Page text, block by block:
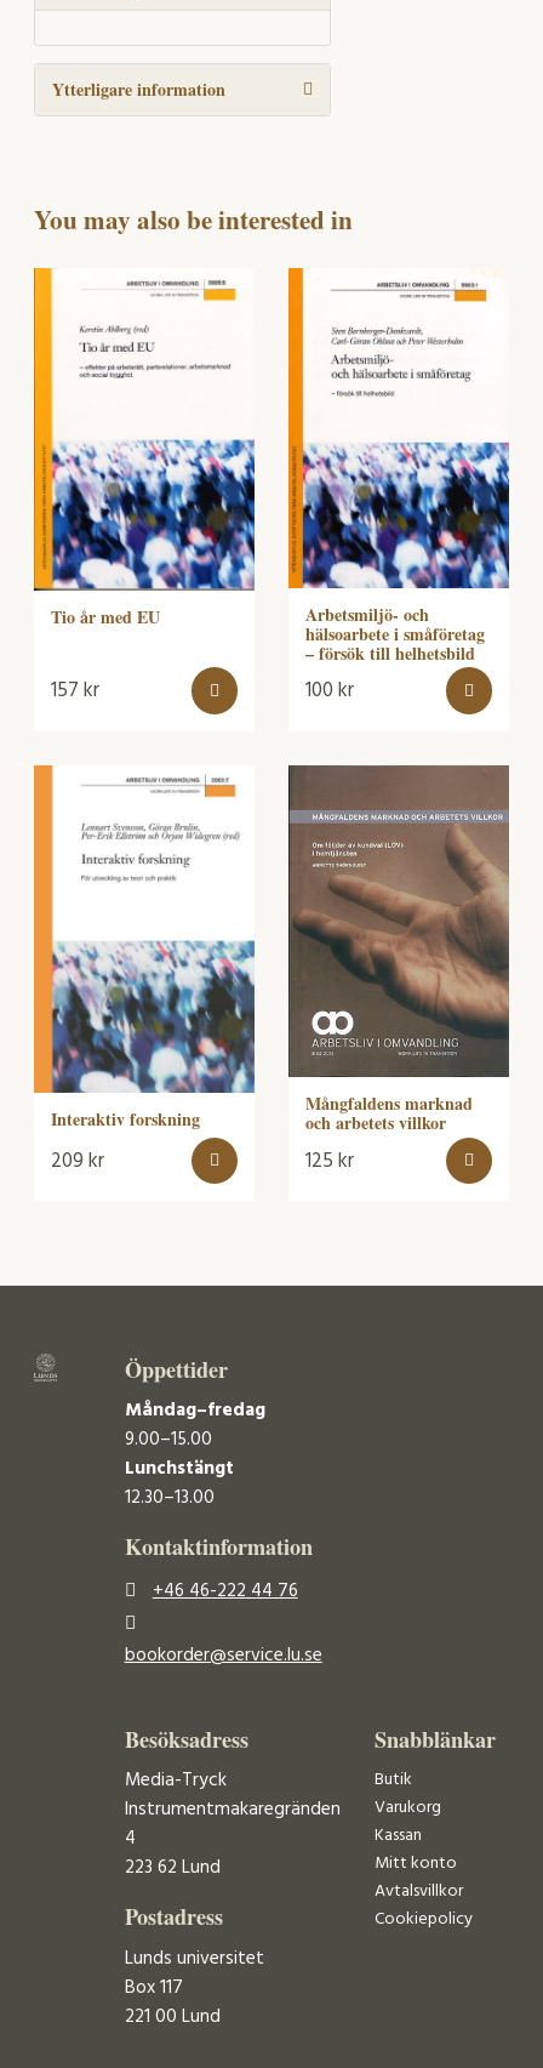
av
heteronormativitet
i
arbetslivet
mängd
Ytterligare information
You may also be interested in
Tio år med EU
157kr
Arbetsmiljö- och
hälsoarbete i småföretag
– försök till helhetsbild
100kr
Interaktiv forskning
209kr
Mångfaldens marknad
och arbetets villkor
125kr
Öppettider
Måndag–fredag
9.00–15.00
Lunchstängt
12.30–13.00
Kontaktinformation
+46 46-222 44 76
bookorder@service.lu.se
Besöksadress
Media-Tryck
Instrumentmakaregränden
4
223 62 Lund
Postadress
Lunds universitet
Box 117
221 00 Lund
Snabblänkar
Butik
Varukorg
Kassan
Mitt konto
Avtalsvillkor
Cookiepolicy